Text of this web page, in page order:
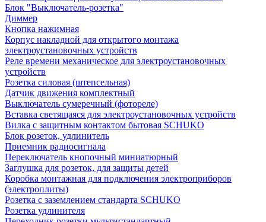
Блок "Выключатель-розетка"
Диммер
Кнопка нажимная
Корпус накладной для открытого монтажа
электроустановочных устройств
Реле времени механическое для электроустановочных
устройств
Розетка силовая (штепсельная)
Датчик движения комплектный
Выключатель сумеречный (фотореле)
Вставка светящаяся для электроустановочных устройств
Вилка с защитным контактом бытовая SCHUKO
Блок розеток, удлинитель
Приемник радиосигнала
Переключатель кнопочный миниатюрный
Заглушка для розеток, для защиты детей
Коробка монтажная для подключения электроприборов
(электроплиты)
Розетка с заземлением стандарта SCHUKO
Розетка удлинителя